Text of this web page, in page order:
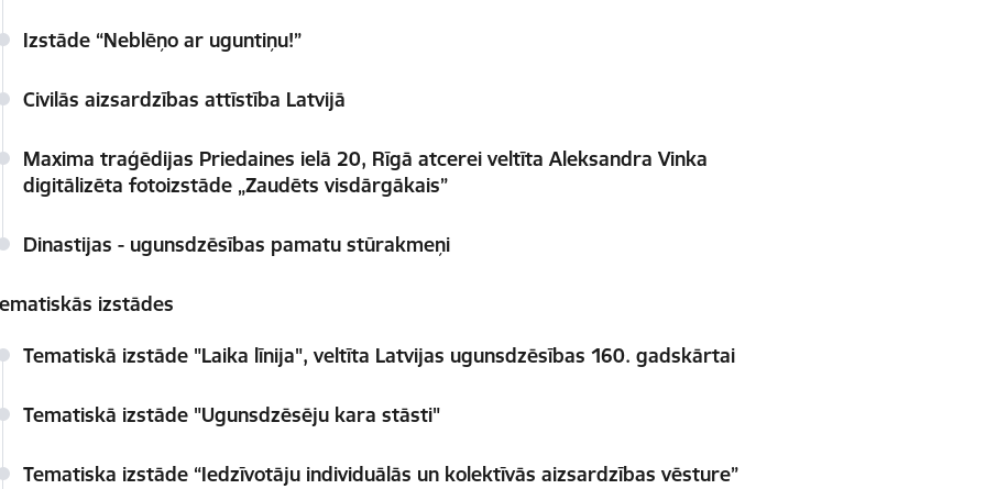
Izstāde “Neblēņo ar uguntiņu!”
Civilās aizsardzības attīstība Latvijā
Maxima traģēdijas Priedaines ielā 20, Rīgā atcerei veltīta Aleksandra Vinka
digitālizēta fotoizstāde „Zaudēts visdārgākais”
Dinastijas - ugunsdzēsības pamatu stūrakmeņi
izstādes
Tematiskā izstāde "Laika līnija", veltīta Latvijas ugunsdzēsības 160. gadskārtai
Tematiskā izstāde "Ugunsdzēsēju kara stāsti"
Tematiska izstāde “Iedzīvotāju individuālās un kolektīvās aizsardzības vēsture”